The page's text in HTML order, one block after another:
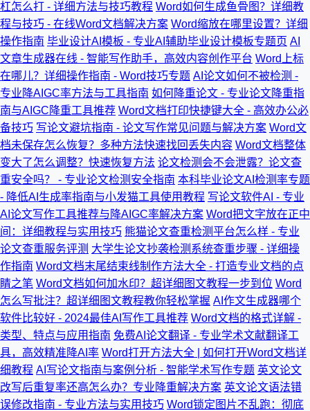
杠怎么打 - 详细方法与技巧教程 Word如何生成鱼骨图？详细教
程与技巧 - 在线Word文档解决方案 Word缩放在哪里设置？详细
操作指南 毕业设计AI模板 - 专业AI辅助毕业设计模板专题页 AI
文章生成器在线 - 智能写作助手，高效内容创作平台 Word上标
在哪儿？详细操作指南 - Word技巧专题 AI论文如何不被检测 -
专业降AIGC率方法与工具指南 如何降重论文 - 专业论文降重指
南与AIGC降重工具推荐 Word文档打印快捷键大全 - 高效办公必
备技巧 写论文避坑指南 - 论文写作常见问题与解决方案 Word文
档未保存怎么恢复？多种方法快速找回丢失内容 Word文档整体
变大了怎么调整？快速恢复方法 论文检测会不会泄露？论文查
重安全吗？ - 专业论文检测安全指南 本科毕业论文AI检测率专题
- 降低AI生成率指南与小发猫工具使用教程 写论文软件AI - 专业
AI论文写作工具推荐与降AIGC率解决方案 Word把文字放在正中
间：详细教程与实用技巧 熊猫论文查重检测平台怎么样 - 专业
论文查重服务评测 大学生论文抄袭检测系统查重步骤 - 详细操
作指南 Word文档末尾结束线制作方法大全 - 打造专业文档的点
睛之笔 Word文档如何加水印？超详细图文教程一步到位 Word
怎么写批注？超详细图文教程教你轻松掌握 AI作文生成器哪个
软件比较好 - 2024最佳AI写作工具推荐 Word文档的格式详解 -
类型、特点与应用指南 免费AI论文翻译 - 专业学术文献翻译工
具，高效精准降AI率 Word打开方法大全 | 如何打开Word文档详
细教程 AI写论文指南与案例分析 - 智能学术写作专题 英文论文
改写后重复率还高怎么办？专业降重解决方案 英文论文语法错
误修改指南 - 专业方法与实用技巧 Word锁定图片不乱跑：彻底